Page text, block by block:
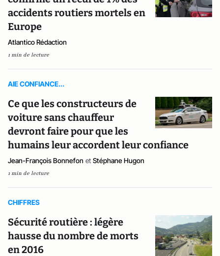
accidents routiers mortels en
Europe
Atlantico Rédaction
1 min de lecture
AIE CONFIANCE...
Ce que les constructeurs de
voiture sans chauffeur
devront faire pour que les
humains leur accordent leur confiance
Jean-François Bonnefon et Stéphane Hugon
1 min de lecture
CHIFFRES
Sécurité routière : légère
hausse du nombre de morts
en 2016